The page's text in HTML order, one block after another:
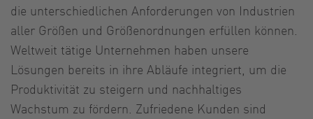
die unterschiedlichen Anforderungen von Industrien
aller Größen und Größenordnungen erfüllen können.
Weltweit tätige Unternehmen haben unsere
Lösungen bereits in ihre Abläufe integriert, um die
Produktivität zu steigern und nachhaltiges
Wachstum zu fördern. Zufriedene Kunden sind